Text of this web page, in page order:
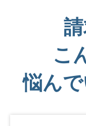
こ
悩ん